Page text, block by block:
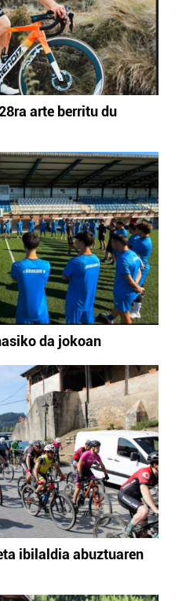
arte berritu du
da jokoan
ibilaldia abuztuaren